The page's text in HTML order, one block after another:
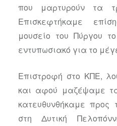
που μαρτυρούν τα
Επισκεφτήκαμε
μουσείο του Πύργου
εντυπωσιακό για το
Επιστροφή στο ΚΠΕ,
και αφού μαζέψαμε
κατευθυνθήκαμε
στη Δυτική